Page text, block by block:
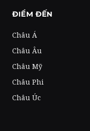
ĐIỂM ĐẾN
Châu Á
Châu Âu
Châu Mỹ
Châu Phi
Châu Úc